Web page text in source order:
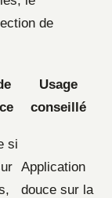
de
Usage
conseillé
si
Application
douce sur la